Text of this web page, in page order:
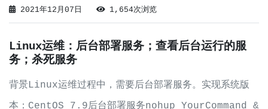
的。错误的部署命令为：nohup java -jar
2021年12月07日 1,654次浏览
Linux运维：后台部署服务；查看后台运行的服
务；杀死服务
背景Linux运维过程中，需要后台部署服务。实现系统版
本：CentOS 7.9后台部署服务nohup YourCommand &